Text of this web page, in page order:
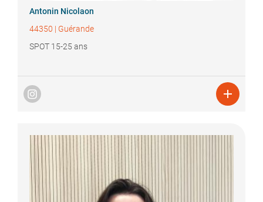
Antonin Nicolaon
44350 | Guérande
SPOT 15-25 ans
